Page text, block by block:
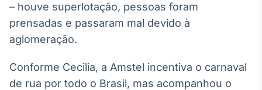
conteúdos
Soluções de
– houve superlotação, pessoas foram
prensadas e passaram mal devido à
aglomeração.
Conforme Cecilia, a Amstel incentiva o carnaval
de rua por todo o Brasil, mas acompanhou o